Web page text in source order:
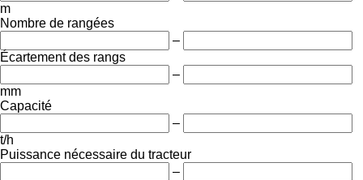
m
Nombre de rangées
–
Écartement des rangs
–
mm
Capacité
–
t/h
Puissance nécessaire du tracteur
–